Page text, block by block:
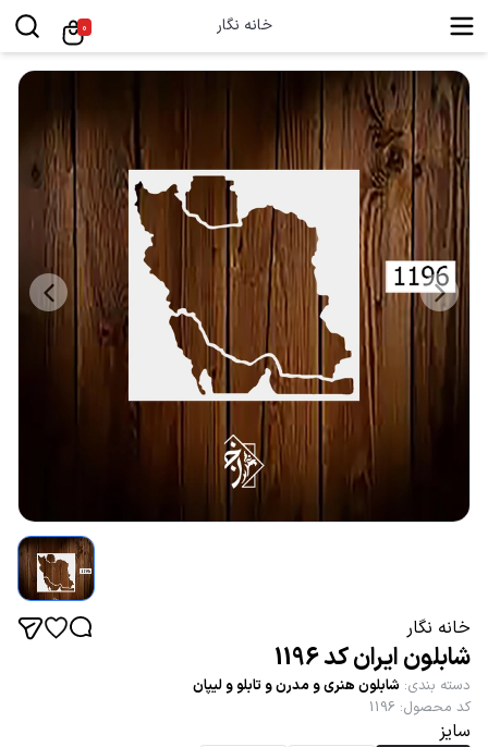
خانه نگار 0
خانه نگار
شابلون ایران کد 1196
دسته بندی: شابلون هنری و مدرن و تابلو و لیپان
کد محصول:
1196
سایز